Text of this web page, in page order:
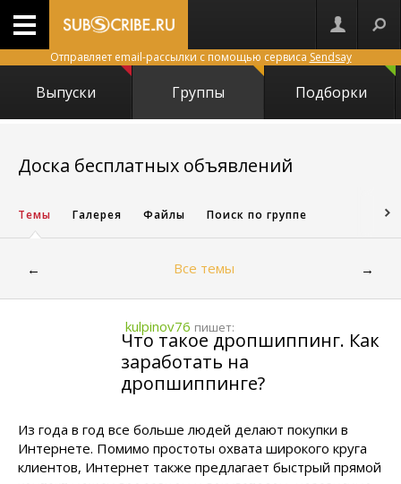
Отправляет email-рассылки с помощью сервиса Sendsay
Выпуски Группы Подборки
Доска бесплатных объявлений
Темы Галерея Файлы Поиск по группе
← Все темы →
kulpinov76 пишет:
Что такое дропшиппинг. Как
заработать на
дропшиппинге?
Из года в год все больше людей делают покупки в
Интернете. Помимо простоты охвата широкого круга
клиентов, Интернет также предлагает быстрый прямой